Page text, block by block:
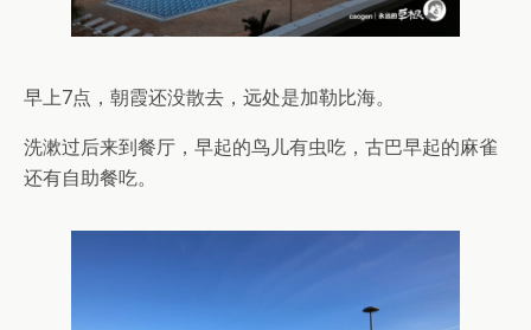
早上7点，朝霞还没散去，远处是加勒比海。
洗漱过后来到餐厅，早起的鸟儿有虫吃，古巴早起的麻雀
还有自助餐吃。